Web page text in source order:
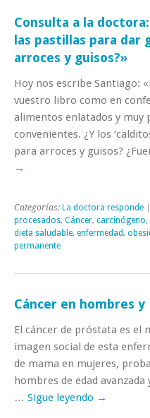
Consulta a la
las pastillas para dar
arroces y guisos?»
Hoy nos escribe Santiago:
vuestro libro como en
alimentos enlatados y muy
convenientes. ¿Y los
para arroces y guisos?
→
Categorías: La doctora responde
procesados, Cáncer, carcinógeno,
dieta saludable, enfermedad,
permanente
Cáncer en hombres
El cáncer de próstata es el
imagen social de esta
de mama en mujeres,
hombres de edad
… Sigue leyendo →